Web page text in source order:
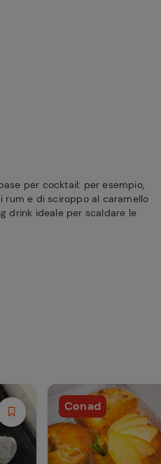
per cocktail: per esempio,
rum e di sciroppo al caramello
drink ideale per scaldare le
Conad